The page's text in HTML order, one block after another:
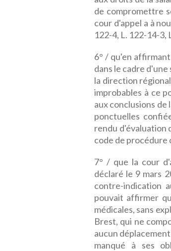
de compromettre
cour d'appel a à
122-4, L. 122-14-3,
6° / qu'en
dans le cadre
la direction
improbables à ce
aux conclusions de
ponctuelles
rendu d'évaluation
code de procédure
7° / que la cour
déclaré le 9 mars
contre-indication
pouvait affirmer
médicales, sans
Brest, qui ne
aucun
manqué à ses